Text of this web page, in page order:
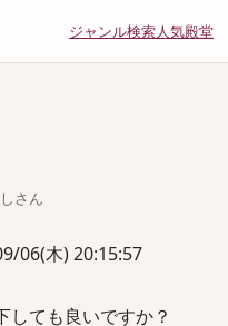
ジャンル検索人気殿堂
さん
06(木) 20:15:57
しても良いですか？